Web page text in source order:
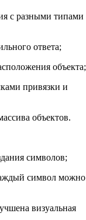
с разными типами
ответа;
объекта;
привязки и
объектов.
символов;
символ можно
визуальная